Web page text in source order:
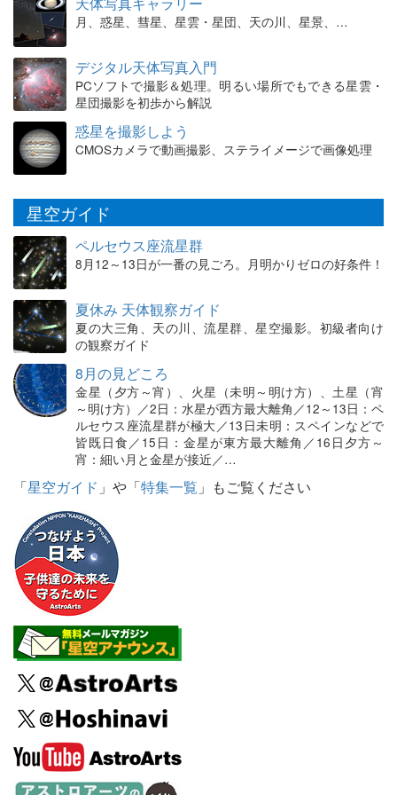
月、惑星、彗星、星雲・星団、天の川、星景、…
デジタル天体写真入門
PCソフトで撮影＆処理。明るい場所でもできる星雲・
星団撮影を初歩から解説
惑星を撮影しよう
CMOSカメラで動画撮影、ステライメージで画像処理
星空ガイド
ペルセウス座流星群
8月12～13日が一番の見ごろ。月明かりゼロの好条件！
夏休み 天体観察ガイド
夏の大三角、天の川、流星群、星空撮影。初級者向け
の観察ガイド
8月の見どころ
金星（夕方～宵）、火星（未明～明け方）、土星（宵
～明け方）／2日：水星が西方最大離角／12～13日：ペ
ルセウス座流星群が極大／13日未明：スペインなどで
皆既日食／15日：金星が東方最大離角／16日夕方～
宵：細い月と金星が接近／…
「星空ガイド 」や「特集一覧 」もご覧ください